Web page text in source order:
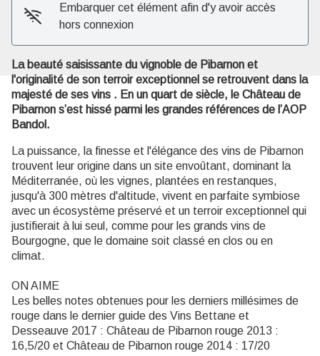
Embarquer cet élément afin d'y avoir accès
hors connexion
La beauté saisissante du vignoble de Pibarnon et
l'originalité de son terroir exceptionnel se retrouvent dans la
majesté de ses vins . En un quart de siècle, le Château de
Pibarnon s’est hissé parmi les grandes références de l’AOP
Bandol.
La puissance, la finesse et l'élégance des vins de Pibarnon
trouvent leur origine dans un site envoûtant, dominant la
Méditerranée, où les vignes, plantées en restanques,
jusqu'à 300 mètres d'altitude, vivent en parfaite symbiose
avec un écosystème préservé et un terroir exceptionnel qui
justifierait à lui seul, comme pour les grands vins de
Bourgogne, que le domaine soit classé en clos ou en
climat.
ON AIME
Les belles notes obtenues pour les derniers millésimes de
rouge dans le dernier guide des Vins Bettane et
Desseauve 2017 : Château de Pibarnon rouge 2013 :
16,5/20 et Château de Pibarnon rouge 2014 : 17/20